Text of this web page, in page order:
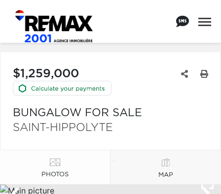
$1,259,000
BUNGALOW FOR SALE
SAINT-HIPPOLYTE
PHOTOS MAP